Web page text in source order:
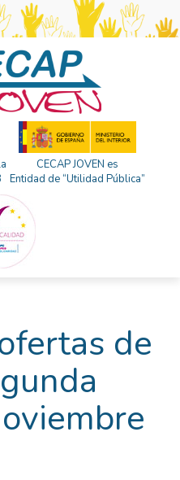
CECAP JOVEN es
Entidad de “Utilidad Pública”
de